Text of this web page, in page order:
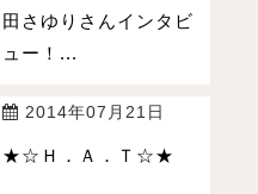
田さゆりさんインタビ
ュー！...
2014年07月21日
★☆Ｈ．Ａ．Ｔ☆★